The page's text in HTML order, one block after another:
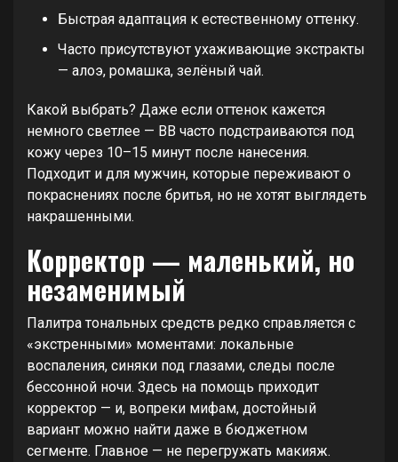
Быстрая адаптация к естественному оттенку.
Часто присутствуют ухаживающие экстракты
— алоэ, ромашка, зелёный чай.
Какой выбрать? Даже если оттенок кажется
немного светлее — BB часто подстраиваются под
кожу через 10–15 минут после нанесения.
Подходит и для мужчин, которые переживают о
покраснениях после бритья, но не хотят выглядеть
накрашенными.
Корректор — маленький, но
незаменимый
Палитра тональных средств редко справляется с
«экстренными» моментами: локальные
воспаления, синяки под глазами, следы после
бессонной ночи. Здесь на помощь приходит
корректор — и, вопреки мифам, достойный
вариант можно найти даже в бюджетном
сегменте. Главное — не перегружать макияж.